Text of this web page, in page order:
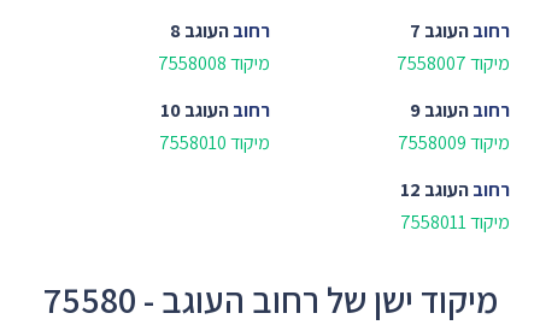
רחובהעוגב 7
מיקוד 7558007
רחובהעוגב 8
מיקוד 7558008
רחובהעוגב 9
מיקוד 7558009
רחובהעוגב 10
מיקוד 7558010
רחובהעוגב 12
מיקוד 7558011
מיקוד ישן של רחוב העוגב - 75580